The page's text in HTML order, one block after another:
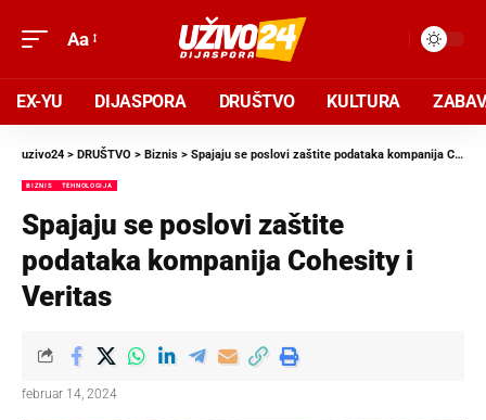
Aa
EX-YU DIJASPORA DRUŠTVO KULTURA
uzivo24 > DRUŠTVO > Biznis > Spajaju se poslovi zaštite podataka kompanija Cohesity i Veritas
BIZNIS TEHNOLOGIJA
Spajaju se poslovi zaštite
podataka kompanija Cohesity i
Veritas
februar 14, 2024